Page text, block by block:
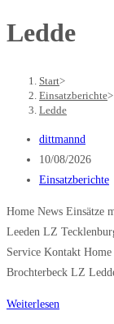
durchsuchen
Ledde
Start>
Einsatzberichte>
Ledde
Beitrags-
Autor:
dittmannd
Beitrag
veröffentlicht:
10/08/2026
Beitrags-
Einsatzberichte
Home News Einsätze
Leeden LZ
Service Kontakt
Brochterbeck LZ
Weiterlesen